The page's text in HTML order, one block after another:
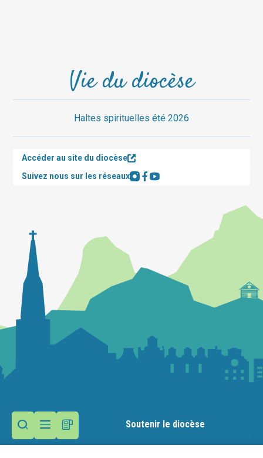
Soutenir le diocèse
Vie du diocèse
Haltes spirituelles été 2026
Accéder au site du diocèse
Suivez nous sur les réseaux